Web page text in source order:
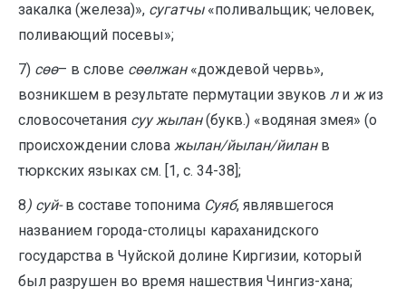
закалка (железа)», сугатчы «поливальщик; человек,
поливающий посевы»;
7) сөө– в слове сөөлжан«дождевой червь»,
возникшем в результате пермутации звуков ли жиз
словосочетания суу жылан(букв.) «водяная змея» (о
происхождении слова жылан/йылан/йиланв
тюркских языках см. [1, с. 34-38];
8) суй-в составе топонима Суяб, являвшегося
названием города-столицы караханидского
государства в Чуйской долине Киргизии, который
был разрушен во время нашествия Чингиз-хана;